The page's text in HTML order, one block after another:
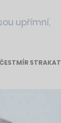
upřímní,
ČESTMÍR